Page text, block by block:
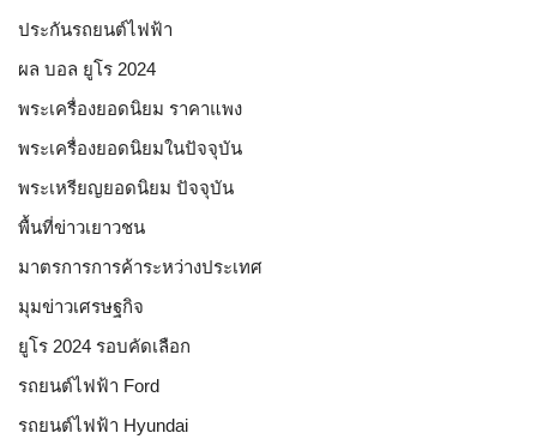
ประกันรถยนต์ไฟฟ้า
ผล บอล ยูโร 2024
พระเครื่องยอดนิยม ราคาแพง
พระเครื่องยอดนิยมในปัจจุบัน
พระเหรียญยอดนิยม ปัจจุบัน
พื้นที่ข่าวเยาวชน
มาตรการการค้าระหว่างประเทศ
มุมข่าวเศรษฐกิจ
ยูโร 2024 รอบคัดเลือก
รถยนต์ไฟฟ้า Ford
รถยนต์ไฟฟ้า Hyundai